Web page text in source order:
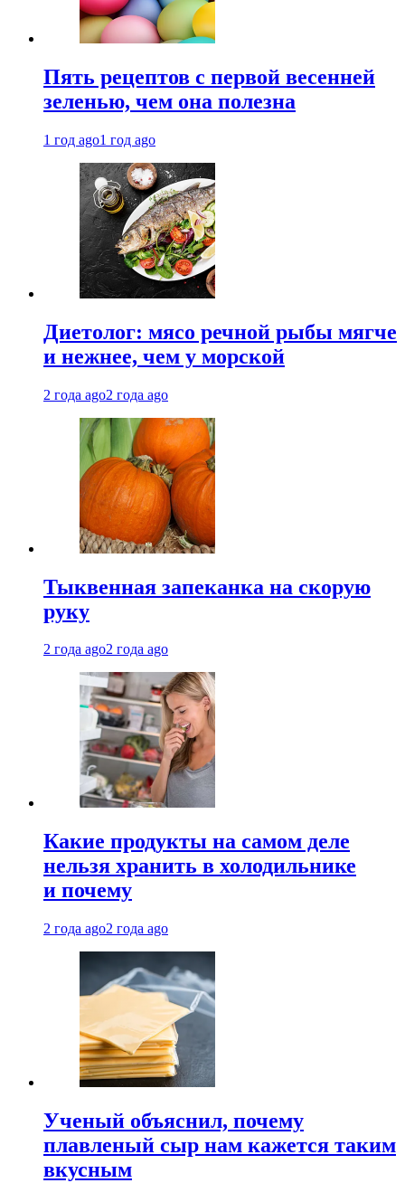
Пять рецептов с первой весенней
зеленью, чем она полезна
1 год ago1 год ago
Диетолог: мясо речной рыбы мягче
и нежнее, чем у морской
2 года ago2 года ago
Тыквенная запеканка на скорую
руку
2 года ago2 года ago
Какие продукты на самом деле
нельзя хранить в холодильнике
и почему
2 года ago2 года ago
Ученый объяснил, почему
плавленый сыр нам кажется таким
вкусным